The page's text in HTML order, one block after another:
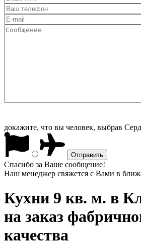
докажите, что вы человек, выбрав
Спасибо за Ваше сообщение!
Наш менеджер свяжется с Вами в
Кухни 9 кв. м. в
на заказ
качества